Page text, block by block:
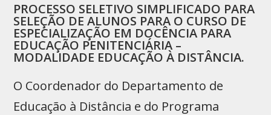
PROCESSO SELETIVO SIMPLIFICADO PARA
SELEÇÃO DE ALUNOS PARA O CURSO DE
ESPECIALIZAÇÃO EM DOCÊNCIA PARA
EDUCAÇÃO PENITENCIÁRIA –
MODALIDADE EDUCAÇÃO À DISTÂNCIA.
O Coordenador do Departamento de
Educação à Distância e do Programa